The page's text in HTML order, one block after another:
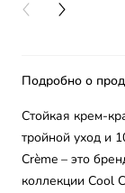
PREVIOUS CARD
NEXT CARD
Подробно о
Стойкая крем-
тройной уход и
Crème – это
коллекции Cool